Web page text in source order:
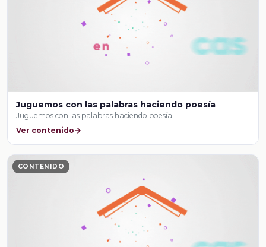
Juguemos con las palabras haciendo poesía
Juguemos con las palabras haciendo poesía
Ver contenido
CONTENIDO